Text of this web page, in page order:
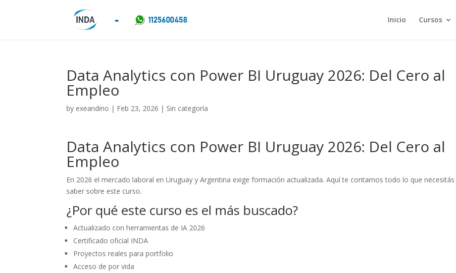
Inicio Cursos
Data Analytics con Power BI Uruguay 2026: Del Cero al
Empleo
by exeandino | Feb 23, 2026 | Sin categoría
Data Analytics con Power BI Uruguay 2026: Del Cero al
Empleo
En 2026 el mercado laboral en Uruguay y Argentina exige formación actualizada. Aquí te contamos todo lo que necesitás
saber sobre este curso.
¿Por qué este curso es el más buscado?
Actualizado con herramientas de IA 2026
Certificado oficial INDA
Proyectos reales para portfolio
Acceso de por vida